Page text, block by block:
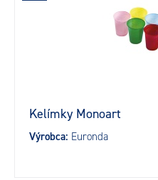
Kelímky Monoart
Výrobca: Euronda